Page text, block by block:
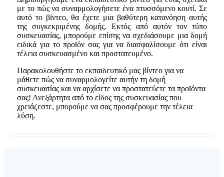
με το πώς να συναρμολογήσετε ένα πτυσσόμενο κουτί. Σε
αυτό το βίντεο, θα έχετε μια βαθύτερη κατανόηση αυτής
της συγκεκριμένης δομής. Εκτός από αυτόν τον τύπο
συσκευασίας, μπορούμε επίσης να σχεδιάσουμε μια δομή
ειδικά για το προϊόν σας για να διασφαλίσουμε ότι είναι
τέλεια συσκευασμένο και προστατευμένο.
Παρακολουθήστε το εκπαιδευτικό μας βίντεο για να
μάθετε πώς να συναρμολογείτε αυτήν τη δομή
συσκευασίας και να αρχίσετε να προστατεύετε τα προϊόντα
σας! Ανεξάρτητα από το είδος της συσκευασίας που
χρειάζεστε, μπορούμε να σας προσφέρουμε την τέλεια
λύση.